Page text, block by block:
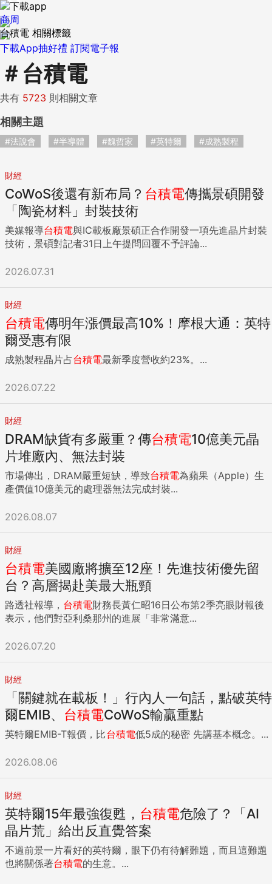
下載App抽好禮 訂閱電子報
商周
台積電 相關標籤
＃ 台積電
共有 5723 則相關文章
相關主題
#法說會 #半導體 #魏哲家 #英特爾 #成熟製程
財經
CoWoS後還有新布局？ 台積電傳攜景碩開發
「陶瓷材料」封裝技術
美媒報導台積電與IC載板廠景碩正合作開發一項先進晶片封裝
技術，景碩對記者31日上午提問回覆不予評論...
2026.07.31
財經
台積電傳明年漲價最高10%！摩根大通：英特
爾受惠有限
成熟製程晶片占台積電最新季度營收約23%。...
2026.07.22
財經
DRAM缺貨有多嚴重？傳台積電10億美元晶
片堆廠內、無法封裝
市場傳出，DRAM嚴重短缺，導致台積電為蘋果（Apple）生
產價值10億美元的處理器無法完成封裝...
2026.08.07
財經
台積電美國廠將擴至12座！先進技術優先留
台？高層揭赴美最大瓶頸
路透社報導， 台積電財務長黃仁昭16日公布第2季亮眼財報後
表示，他們對亞利桑那州的進展「非常滿意...
2026.07.20
財經
「關鍵就在載板！」行內人一句話，點破英特
爾EMIB、 台積電CoWoS輸贏重點
英特爾EMIB-T報價，比台積電低5成的秘密 先講基本概念。...
2026.08.06
財經
英特爾15年最強復甦， 台積電危險了？「AI
晶片荒」給出反直覺答案
不過前景一片看好的英特爾，眼下仍有待解難題，而且這難題
也將關係著台積電的生意。...